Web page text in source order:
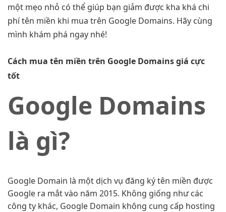
một mẹo nhỏ có thể giúp bạn giảm được kha khá chi
phí tên miền khi mua trên Google Domains. Hãy cùng
mình khám phá ngay nhé!
Cách mua tên miền trên Google Domains giá cực
tốt
Google Domains
là gì?
Google Domain là một dịch vụ đăng ký tên miền được
Google ra mắt vào năm 2015. Không giống như các
công ty khác, Google Domain không cung cấp hosting